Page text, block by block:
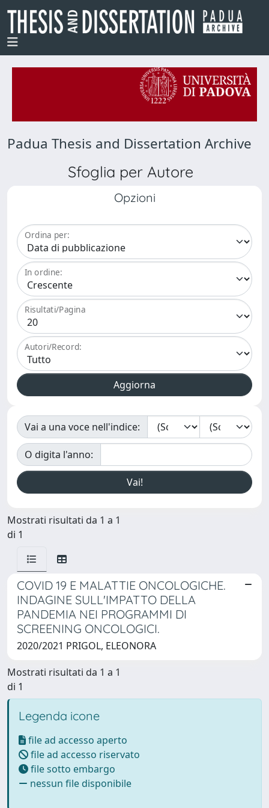
Padua Thesis and Dissertation Archive
Sfoglia per Autore
Opzioni
Ordina per:
In ordine:
Risultati/Pagina
Autori/Record:
Vai a una voce nell'indice:
O digita l'anno:
Mostrati risultati da 1 a 1
di 1
COVID 19 E MALATTIE ONCOLOGICHE.
INDAGINE SULL'IMPATTO DELLA
PANDEMIA NEI PROGRAMMI DI
SCREENING ONCOLOGICI.
2020/2021 PRIGOL, ELEONORA
Mostrati risultati da 1 a 1
di 1
Legenda icone
file ad accesso aperto
file ad accesso riservato
file sotto embargo
nessun file disponibile